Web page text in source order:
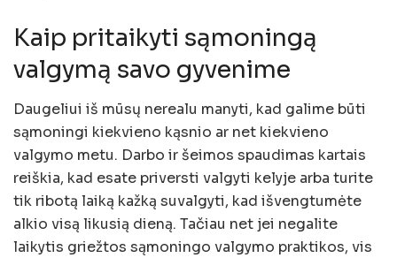
Kaip pritaikyti sąmoningą
valgymą savo gyvenime
Daugeliui iš mūsų nerealu manyti, kad galime būti
sąmoningi kiekvieno kąsnio ar net kiekvieno
valgymo metu. Darbo ir šeimos spaudimas kartais
reiškia, kad esate priversti valgyti kelyje arba turite
tik ribotą laiką kažką suvalgyti, kad išvengtumėte
alkio visą likusią dieną. Tačiau net jei negalite
laikytis griežtos sąmoningo valgymo praktikos, vis